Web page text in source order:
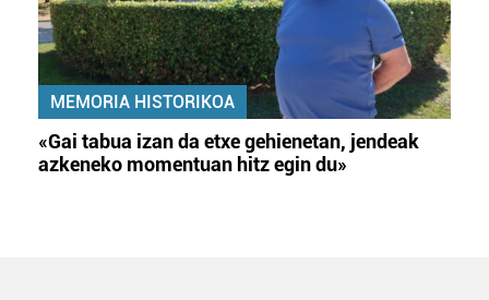
MEMORIA HISTORIKOA
«Gai tabua izan da etxe gehienetan, jendeak
azkeneko momentuan hitz egin du»